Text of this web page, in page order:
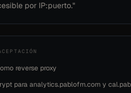
por IP:puerto."
reverse proxy
para analytics.pablofm.com y